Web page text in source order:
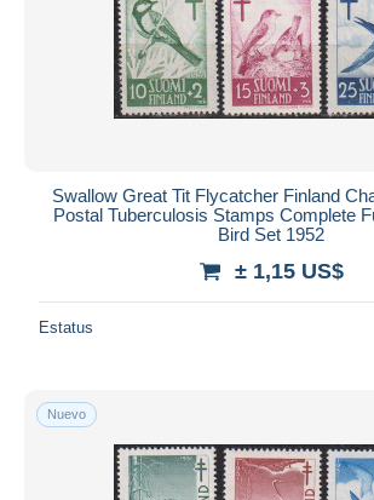
Swallow Great Tit Flycatcher Finland
Postal Tuberculosis Stamps Complete
Bird Set 1952
± 1,15 US$
Estatus
Nuevo